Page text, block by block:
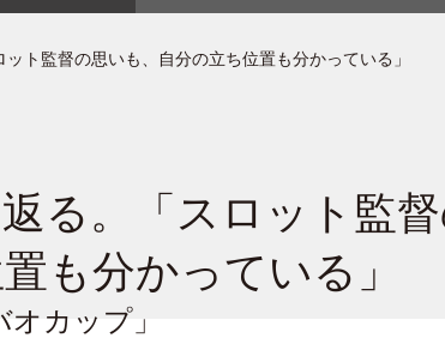
ト監督の思いも、自分の立ち位置も分かっている」
る。「スロット監
も分かっている」
カップ」